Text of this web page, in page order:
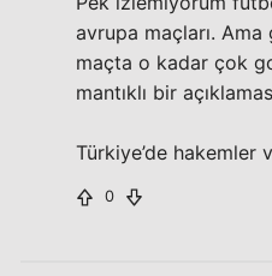
avrupa maçları.
maçta o kadar çok
mantıklı bir
Türkiye’de hakemler
0